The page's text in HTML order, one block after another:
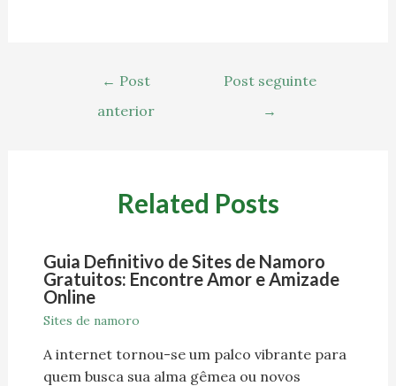
← Post
anterior
Post seguinte
→
Related Posts
Guia Definitivo de Sites de Namoro
Gratuitos: Encontre Amor e Amizade
Online
Sites de namoro
A internet tornou-se um palco vibrante para
quem busca sua alma gêmea ou novos